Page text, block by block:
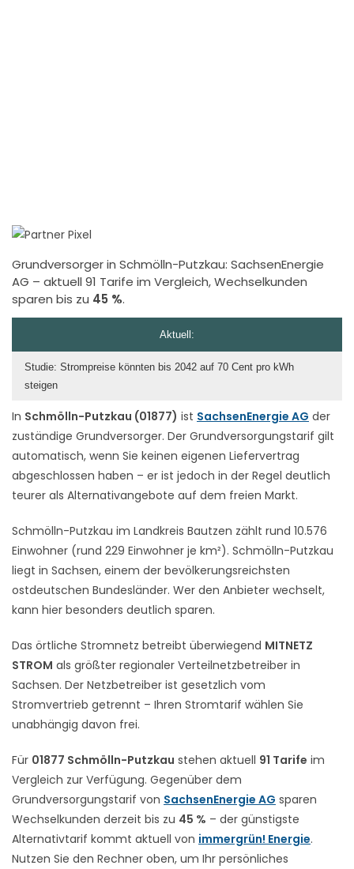
Grundversorger in Schmölln-Putzkau: SachsenEnergie
AG – aktuell 91 Tarife im Vergleich, Wechselkunden
sparen bis zu 45 %.
In Schmölln-Putzkau (01877) ist SachsenEnergie AG der
zuständige Grundversorger. Der Grundversorgungstarif gilt
automatisch, wenn Sie keinen eigenen Liefervertrag
abgeschlossen haben – er ist jedoch in der Regel deutlich
teurer als Alternativangebote auf dem freien Markt.
Schmölln-Putzkau im Landkreis Bautzen zählt rund 10.576
Einwohner (rund 229 Einwohner je km²). Schmölln-Putzkau
liegt in Sachsen, einem der bevölkerungsreichsten
ostdeutschen Bundesländer. Wer den Anbieter wechselt,
kann hier besonders deutlich sparen.
Das örtliche Stromnetz betreibt überwiegend MITNETZ
STROM als größter regionaler Verteilnetzbetreiber in
Sachsen. Der Netzbetreiber ist gesetzlich vom
Stromvertrieb getrennt – Ihren Stromtarif wählen Sie
unabhängig davon frei.
Für 01877 Schmölln-Putzkau stehen aktuell 91 Tarife im
Vergleich zur Verfügung. Gegenüber dem
Grundversorgungstarif von SachsenEnergie AG sparen
Wechselkunden derzeit bis zu 45 % – der günstigste
Alternativtarif kommt aktuell von immergrün! Energie.
Nutzen Sie den Rechner oben, um Ihr persönliches
Aktuell:
Studie: Strompreise könnten bis 2042 auf 70 Cent pro kWh
steigen